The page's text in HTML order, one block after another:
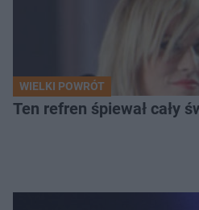
WIELKI POWRÓT
Ten refren śpiewał cały